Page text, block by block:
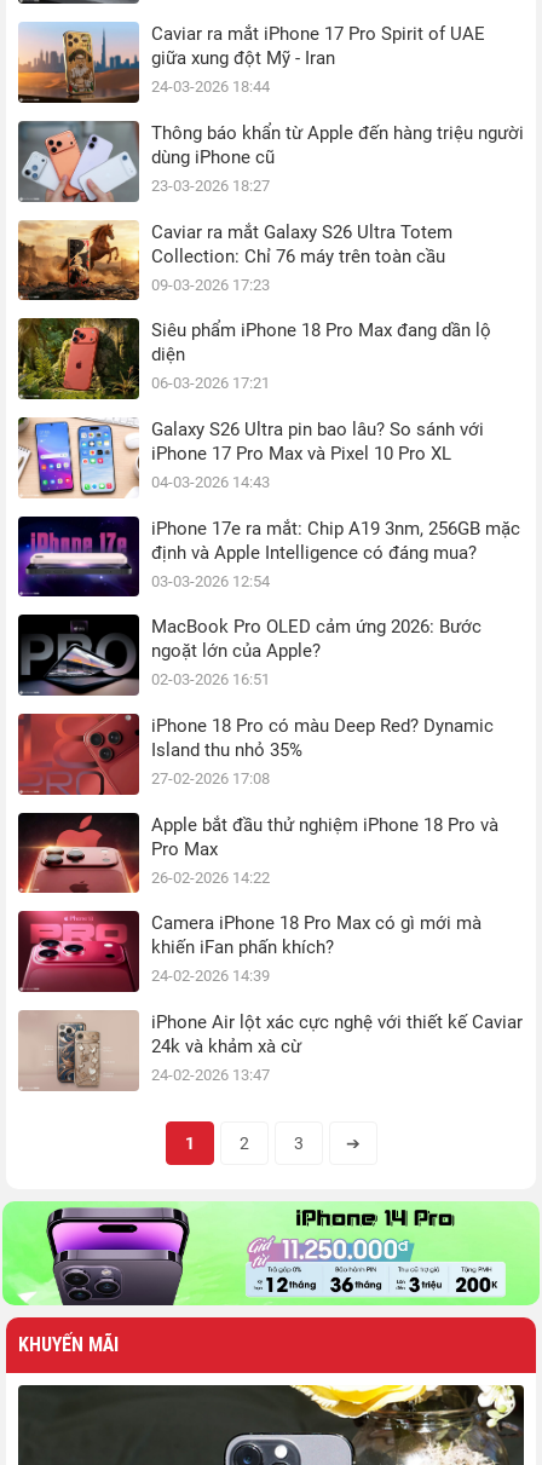
Caviar ra mắt iPhone 17 Pro Spirit of UAE
giữa xung đột Mỹ - Iran
24-03-2026 18:44
Thông báo khẩn từ Apple đến hàng triệu người
dùng iPhone cũ
23-03-2026 18:27
Caviar ra mắt Galaxy S26 Ultra Totem
Collection: Chỉ 76 máy trên toàn cầu
09-03-2026 17:23
Siêu phẩm iPhone 18 Pro Max đang dần lộ
diện
06-03-2026 17:21
Galaxy S26 Ultra pin bao lâu? So sánh với
iPhone 17 Pro Max và Pixel 10 Pro XL
04-03-2026 14:43
iPhone 17e ra mắt: Chip A19 3nm, 256GB mặc
định và Apple Intelligence có đáng mua?
03-03-2026 12:54
MacBook Pro OLED cảm ứng 2026: Bước
ngoặt lớn của Apple?
02-03-2026 16:51
iPhone 18 Pro có màu Deep Red? Dynamic
Island thu nhỏ 35%
27-02-2026 17:08
Apple bắt đầu thử nghiệm iPhone 18 Pro và
Pro Max
26-02-2026 14:22
Camera iPhone 18 Pro Max có gì mới mà
khiến iFan phấn khích?
24-02-2026 14:39
iPhone Air lột xác cực nghệ với thiết kế Caviar
24k và khảm xà cừ
24-02-2026 13:47
1 2 3 ➔
KHUYẾN MÃI